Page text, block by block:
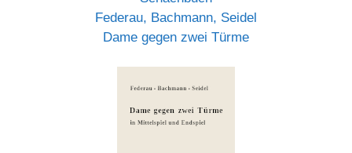
Federau, Bachmann, Seidel
Dame gegen zwei Türme